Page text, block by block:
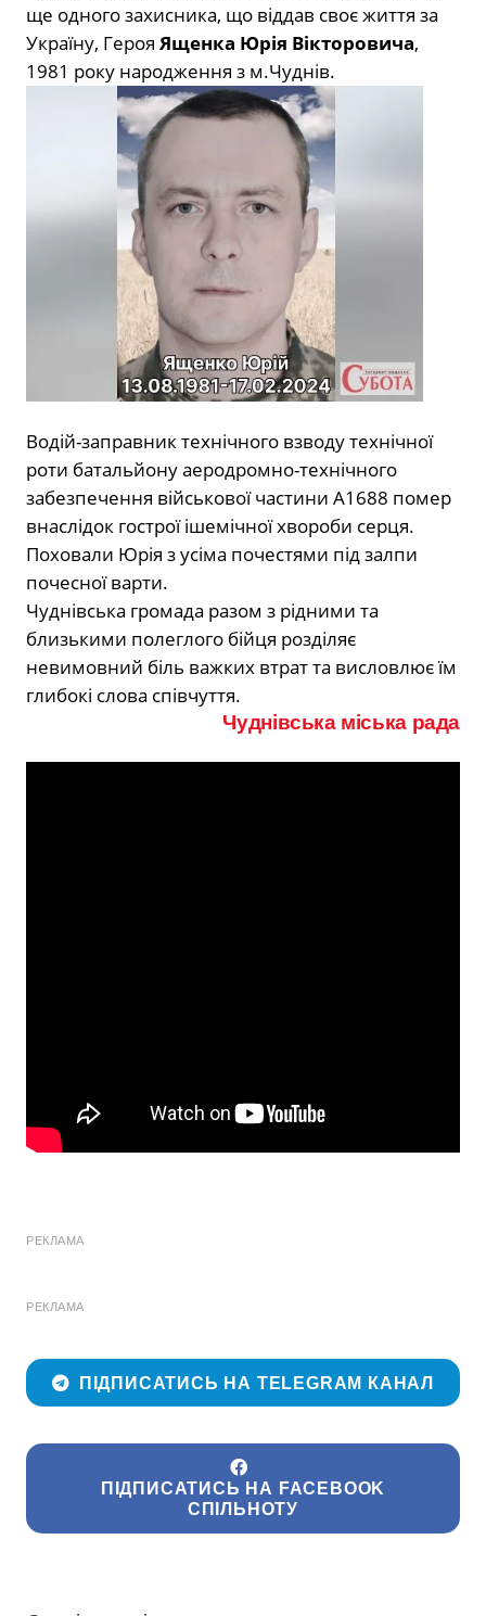
ще одного захисника, що віддав своє життя за
Україну, Героя Ященка Юрія Вікторовича,
1981 року народження з м.Чуднів.
Водій-заправник технічного взводу технічної
роти батальйону аеродромно-технічного
забезпечення військової частини А1688 помер
внаслідок гострої ішемічної хвороби серця.
Поховали Юрія з усіма почестями під залпи
почесної варти.
Чуднівська громада разом з рідними та
близькими полеглого бійця розділяє
невимовний біль важких втрат та висловлює їм
глибокі слова співчуття.
Чуднівська міська рада
РЕКЛАМА
РЕКЛАМА
ПІДПИСАТИСЬ НА TELEGRAM КАНАЛ
ПІДПИСАТИСЬ НА FACEBOOK
СПІЛЬНОТУ